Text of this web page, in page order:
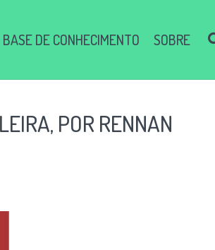
BASE DE CONHECIMENTO SOBRE
POR RENNAN